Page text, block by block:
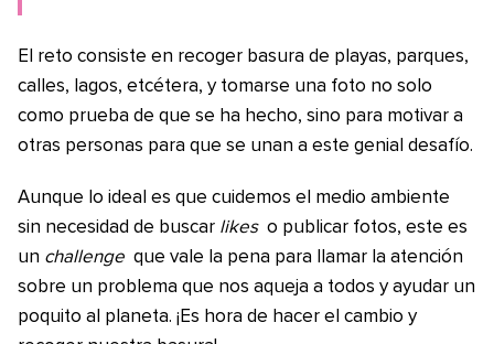
El reto consiste en recoger basura de playas, parques,
calles, lagos, etcétera, y tomarse una foto no solo
como prueba de que se ha hecho, sino para motivar a
otras personas para que se unan a este genial desafío.
Aunque lo ideal es que cuidemos el medio ambiente
sin necesidad de buscar likes o publicar fotos, este es
un challenge que vale la pena para llamar la atención
sobre un problema que nos aqueja a todos y ayudar un
poquito al planeta. ¡Es hora de hacer el cambio y